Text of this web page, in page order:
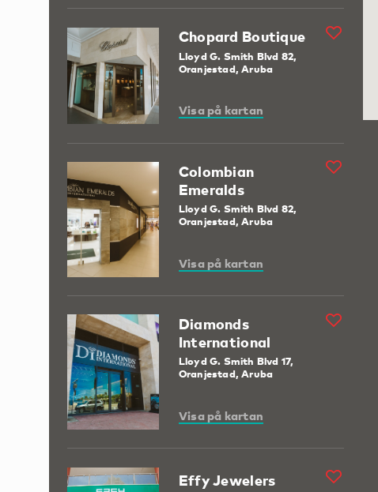
Chopard Boutique
Lloyd G. Smith Blvd 82,
Oranjestad, Aruba
Visa på kartan
Colombian
Emeralds
Lloyd G. Smith Blvd 82,
Oranjestad, Aruba
Visa på kartan
Diamonds
International
Lloyd G. Smith Blvd 17,
Oranjestad, Aruba
Visa på kartan
Effy Jewelers